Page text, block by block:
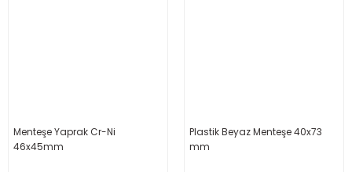
Menteşe Yaprak Cr-Ni
46x45mm
Plastik Beyaz Menteşe 40x73
mm